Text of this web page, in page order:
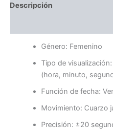
Descripción
Género: Femenino
Tipo de
(hora, minuto,
Función de fecha:
Movimiento: Cuarzo
Precisión: ±20